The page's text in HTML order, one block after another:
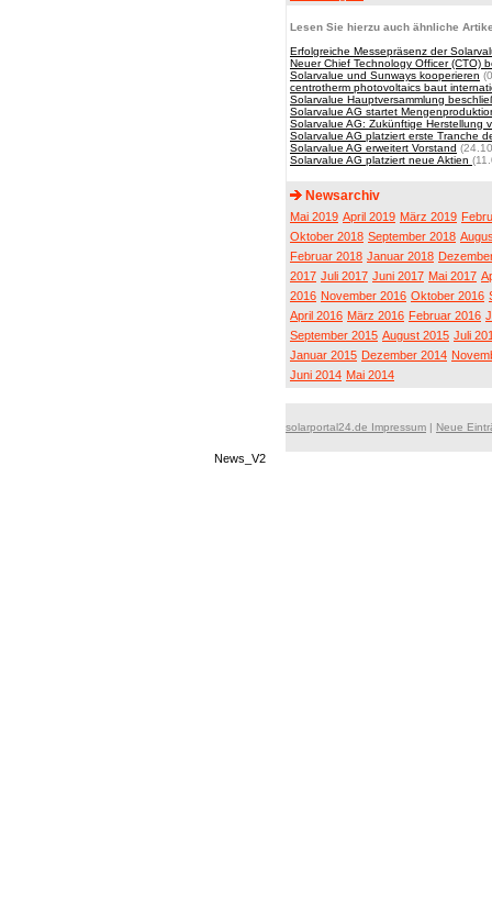
Lesen Sie hierzu auch ähnliche
Erfolgreiche Messepräsenz der
Neuer Chief Technology Officer (CTO)
Solarvalue und Sunways kooperieren
centrotherm photovoltaics baut
Solarvalue Hauptversammlung
Solarvalue AG startet
Solarvalue AG: Zukünftige Herstellung
Solarvalue AG platziert erste Tranche
Solarvalue AG erweitert Vorstand
Solarvalue AG platziert neue Aktien
Newsarchiv
Mai 2019 April 2019 März 2019
Oktober 2018 September 2018
Februar 2018 Januar 2018
2017 Juli 2017 Juni 2017 Mai 2017
2016 November 2016 Oktober 2016
April 2016 März 2016 Februar 2016
September 2015 August 2015 Juli
Januar 2015 Dezember 2014
Juni 2014 Mai 2014
solarportal24.de Impressum | Neue
News_V2